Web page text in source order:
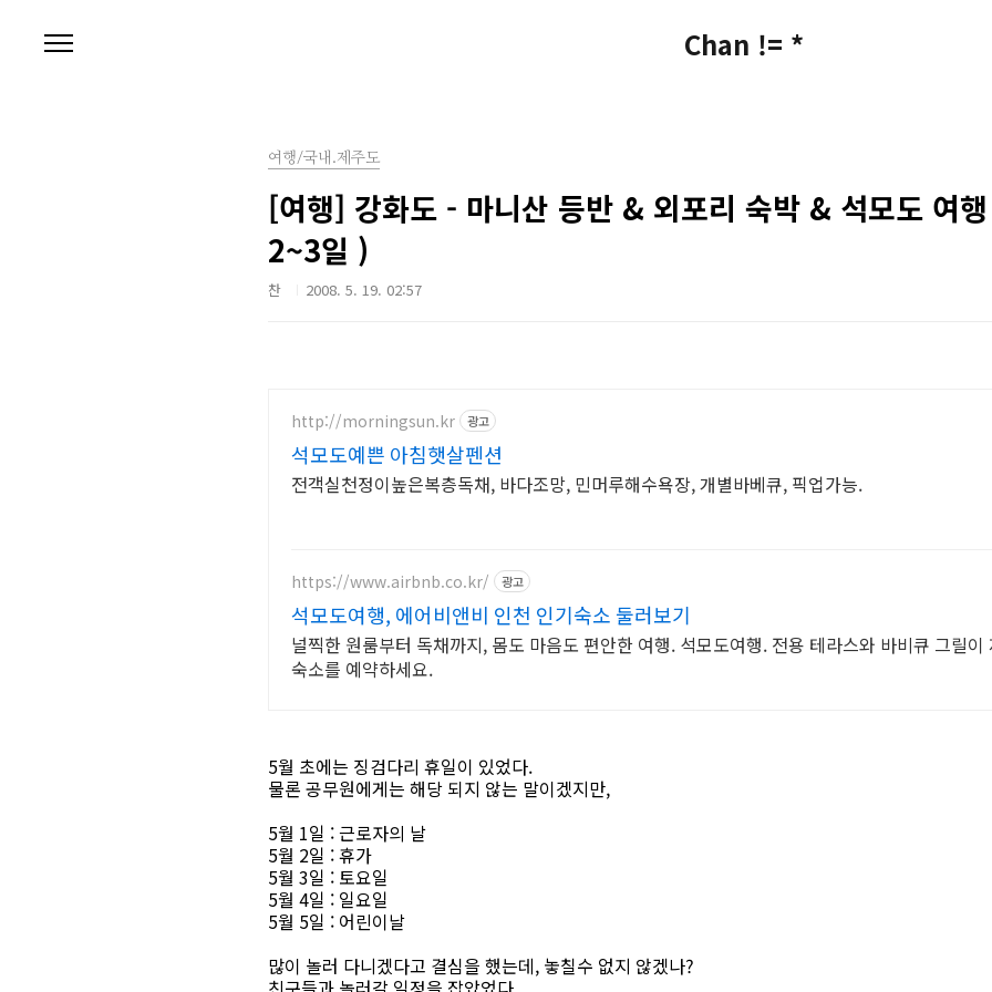
Chan != *
여행/국내.제주도
[여행] 강화도 - 마니산 등반 & 외포리 숙박 & 석모도 여
2~3일 )
찬 2008. 5. 19. 02:57
http://morningsun.kr 광고
석모도예쁜 아침햇살펜션
전객실천정이높은복층독채, 바다조망, 민머루해수욕장, 개별바베큐, 픽업가능.
https://www.airbnb.co.kr/ 광고
석모도여행, 에어비앤비 인천 인기숙소 둘러보기
널찍한 원룸부터 독채까지, 몸도 마음도 편안한 여행. 석모도여행. 전용 테라스와 바비큐 그릴이
숙소를 예약하세요.
5월 초에는 징검다리 휴일이 있었다.
물론 공무원에게는 해당 되지 않는 말이겠지만,
5월 1일 : 근로자의 날
5월 2일 : 휴가
5월 3일 : 토요일
5월 4일 : 일요일
5월 5일 : 어린이날
많이 놀러 다니겠다고 결심을 했는데, 놓칠수 없지 않겠나?